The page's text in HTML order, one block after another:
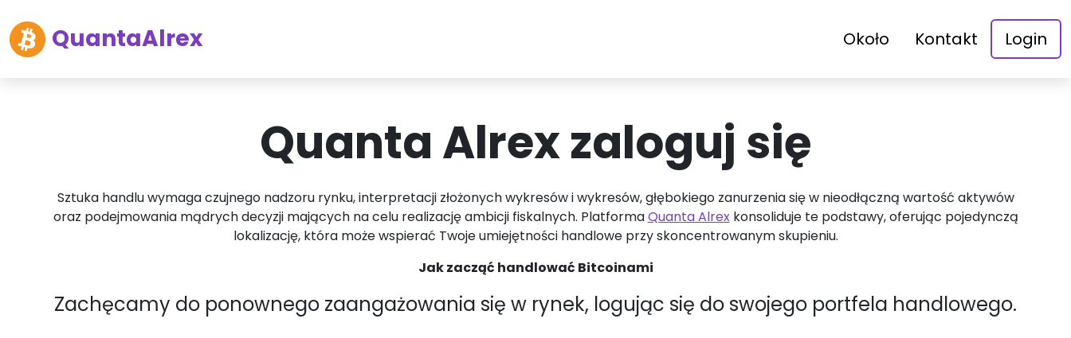
QuantaAlrex Około Kontakt Login
Quanta Alrex zaloguj się
Sztuka handlu wymaga czujnego nadzoru rynku, interpretacji złożonych wykresów i wykresów, głębokiego zanurzenia się w nieodłączną wartość aktywów
oraz podejmowania mądrych decyzji mających na celu realizację ambicji fiskalnych. PlatformaQuanta Alrexkonsoliduje te podstawy, oferując pojedynczą
lokalizację, która może wspierać Twoje umiejętności handlowe przy skoncentrowanym skupieniu.
Jak zacząć handlować Bitcoinami
Zachęcamy do ponownego zaangażowania się w rynek, logując się do swojego portfela handlowego.